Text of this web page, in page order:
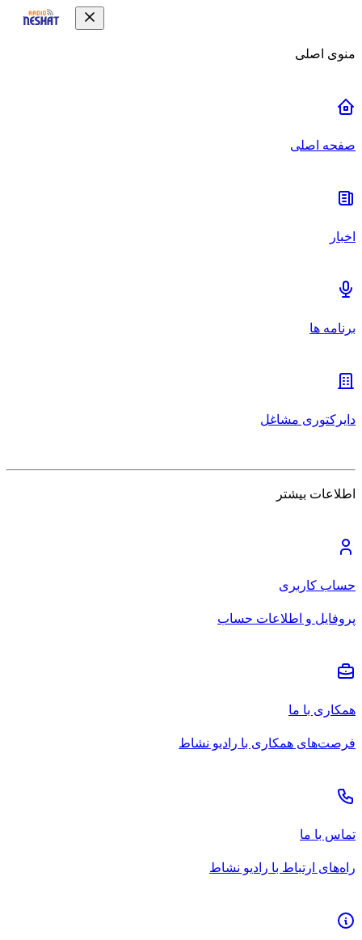
منوی اصلی
صفحه اصلی
اخبار
برنامه ها
دایرکتوری مشاغل
اطلاعات بیشتر
حساب کاربری
پروفایل و اطلاعات حساب
همکاری با ما
فرصت‌های همکاری با رادیو نشاط
تماس با ما
راه‌های ارتباط با رادیو نشاط